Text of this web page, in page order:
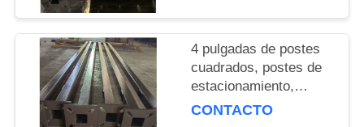
4 pulgadas de postes
cuadrados, postes de
estacionamiento,
postes de luz, postes
CONTACTO